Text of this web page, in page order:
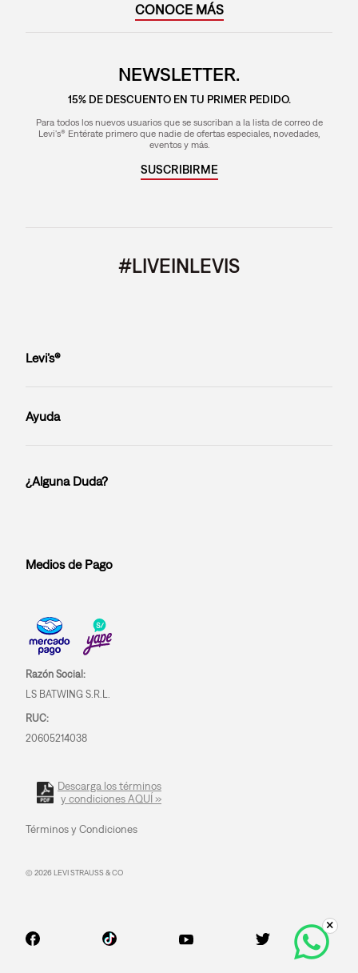
CONOCE MÁS
NEWSLETTER.
15% DE DESCUENTO EN TU PRIMER PEDIDO.
Para todos los nuevos usuarios que se suscriban a la lista de correo de
Levi's® Entérate primero que nadie de ofertas especiales, novedades,
eventos y más.
SUSCRIBIRME
#LIVEINLEVIS
Levi’s®
Ayuda
¿Alguna Duda?
Medios de Pago
Razón Social:
LS BATWING S.R.L.
RUC:
20605214038
Descarga los términos
y condiciones AQUÍ »
Términos y Condiciones
© 2026 LEVI STRAUSS & CO